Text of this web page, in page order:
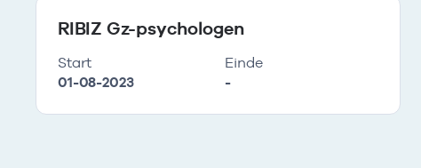
RIBIZ Gz-psychologen
Start
01-08-2023
Einde
-